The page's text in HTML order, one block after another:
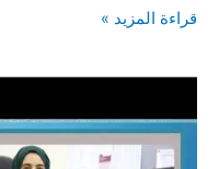
حيرة
خميسي
قراءة المزيد »